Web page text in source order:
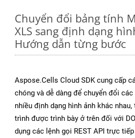
Chuyển đổi bảng tính
XLS sang định dạng
Hướng dẫn từng bước
Aspose.Cells Cloud SDK cung cấp
chóng và dễ dàng để chuyển đổi
nhiều định dạng hình ảnh khác
trình được trình bày ở trên đối với
dụng các lệnh gọi REST API trực tiếp